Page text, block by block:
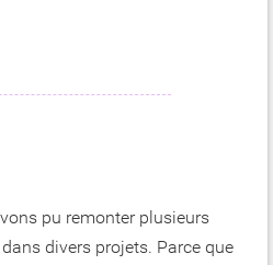
pu remonter plusieurs
divers projets. Parce que